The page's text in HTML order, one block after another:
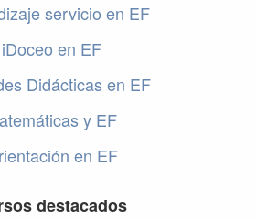
servicio en EF
iDoceo en EF
Didácticas en EF
y EF
en EF
destacados